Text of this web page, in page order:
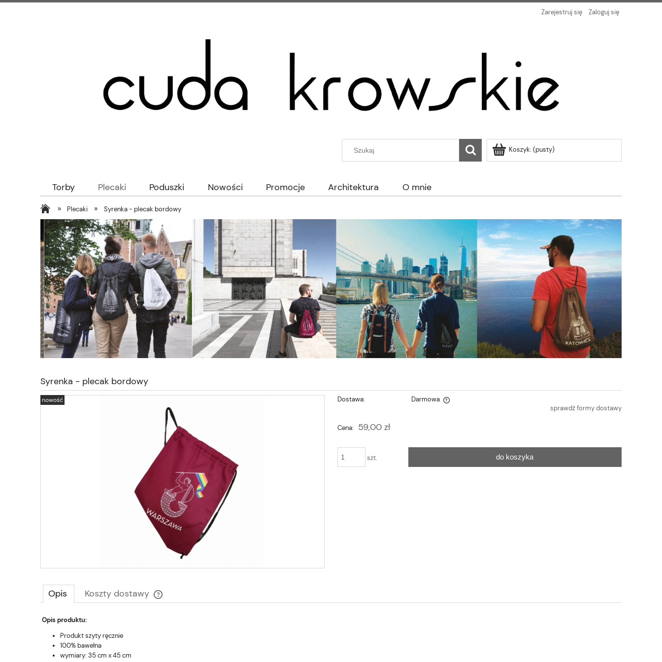
Zarejestruj się Zaloguj się
Koszyk: (pusty)
Torby Plecaki Poduszki Nowości Promocje Architektura O mnie
» Plecaki » Syrenka - plecak bordowy
Syrenka - plecak bordowy
nowość Dostawa: Darmowa
płatności
sprawdź formy dostawy
Cena: 59,00 zł
szt. do koszyka
Opis Koszty dostawy
Opis produktu:
Produkt szyty ręcznie
100% bawełna
wymiary: 35 cm x 45 cm